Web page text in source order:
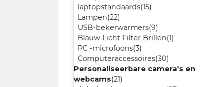
laptopstandaards(15)
Lampen(22)
USB-bekerwarmers(9)
Blauw Licht Filter Brillen(1)
PC -microfoons(3)
Computeraccessoires(30)
Personaliseerbare camera's en
webcams(21)